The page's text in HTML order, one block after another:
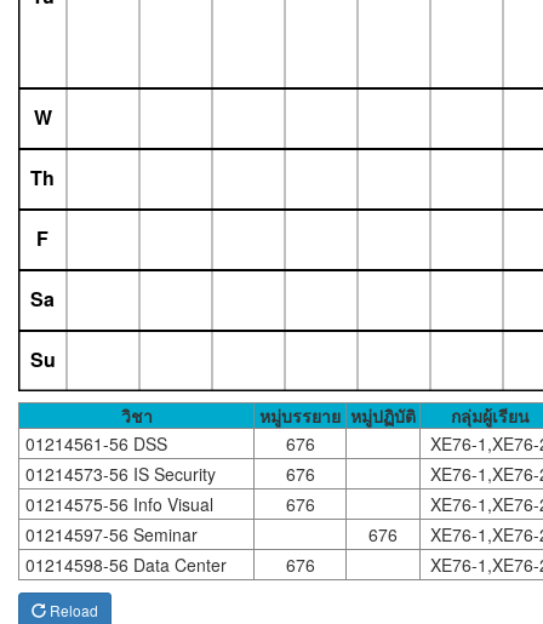
W
Th
F
Sa
Su
วิชา หมู่บรรยาย หมู่ปฏิบัติ
กลุ่มผู้เรียน
01214561-56 DSS
676
XE76-
01214573-56 IS Security
676
XE76-
01214575-56 Info Visual
676
XE76-
01214597-56 Seminar
676
XE76-
01214598-56 Data Center
676 XE76-
Reload